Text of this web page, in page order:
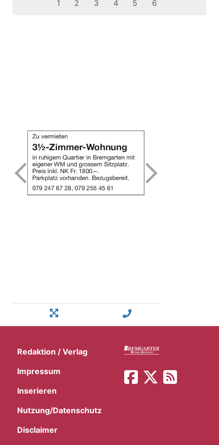
1 2 3 4 5 6
Redaktion / Verlag
Impressum
Inserieren
Nutzung/Datenschutz
Disclaimer